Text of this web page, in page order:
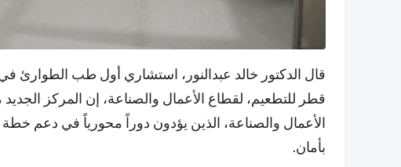
قال الدكتور خالد عبدالنور، استشاري أول طب
قطر للتطعيم، لقطاع الأعمال والصناعة، إن المركز
بأمان.